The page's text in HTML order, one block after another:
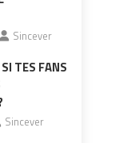
Sincever
TES FANS
Sincever